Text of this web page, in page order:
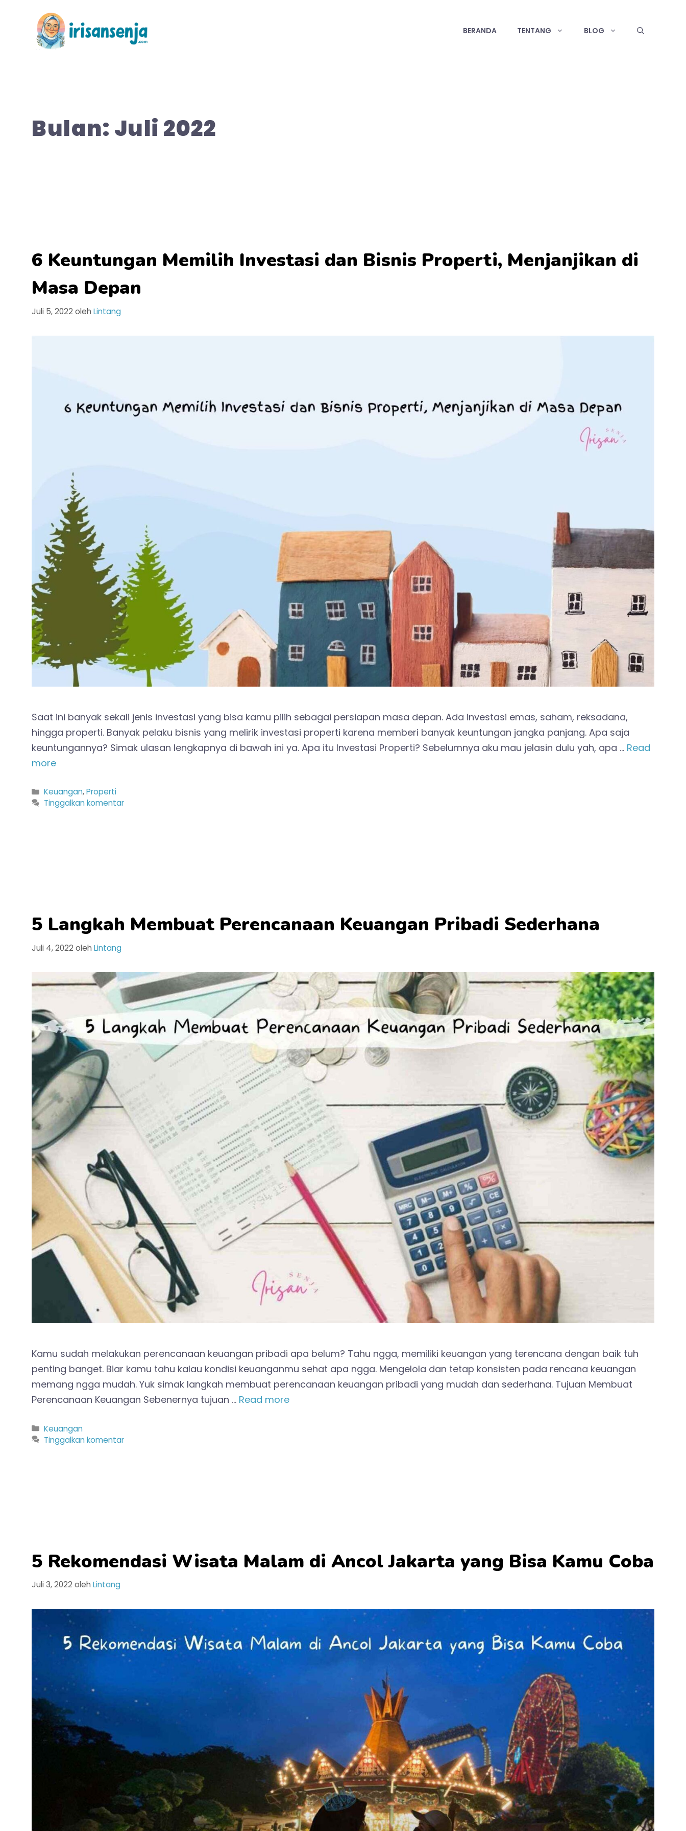
BERANDA TENTANG BLOG
Bulan: Juli 2022
6 Keuntungan Memilih Investasi dan Bisnis Properti, Menjanjikan di
Masa Depan
Juli 5, 2022 oleh Lintang
Saat ini banyak sekali jenis investasi yang bisa kamu pilih sebagai persiapan masa depan. Ada investasi emas, saham, reksadana,
hingga properti. Banyak pelaku bisnis yang melirik investasi properti karena memberi banyak keuntungan jangka panjang. Apa saja
keuntungannya? Simak ulasan lengkapnya di bawah ini ya. Apa itu Investasi Properti? Sebelumnya aku mau jelasin dulu yah, apa … Read
more
Kategori
Keuangan,Properti
Tinggalkan komentar
5 Langkah Membuat Perencanaan Keuangan Pribadi Sederhana
Juli 4, 2022 oleh Lintang
Kamu sudah melakukan perencanaan keuangan pribadi apa belum? Tahu ngga, memiliki keuangan yang terencana dengan baik tuh
penting banget. Biar kamu tahu kalau kondisi keuanganmu sehat apa ngga. Mengelola dan tetap konsisten pada rencana keuangan
memang ngga mudah. Yuk simak langkah membuat perencanaan keuangan pribadi yang mudah dan sederhana. Tujuan Membuat
Perencanaan Keuangan Sebenernya tujuan … Read more
Kategori
Keuangan
Tinggalkan komentar
5 Rekomendasi Wisata Malam di Ancol Jakarta yang Bisa Kamu Coba
Juli 3, 2022 oleh Lintang